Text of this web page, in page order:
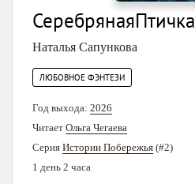
СеребрянаяПтичка
Наталья Сапункова
ЛЮБОВНОЕ ФЭНТЕЗИ
Год выхода: 2026
Читает Ольга Чегаева
Серия Истории Побережья (#2)
1 день 2 часа